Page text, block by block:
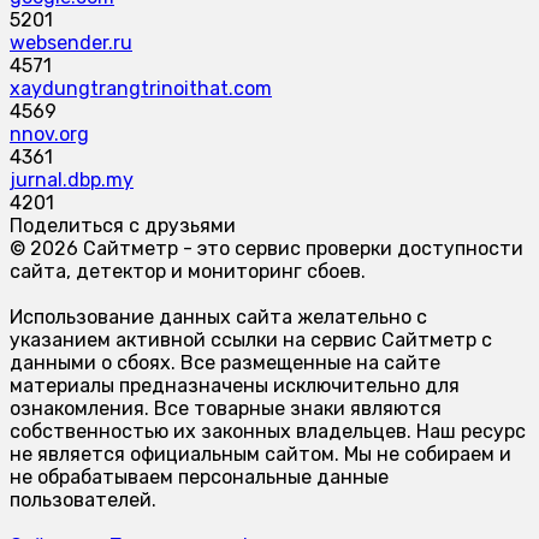
5201
websender.ru
4571
xaydungtrangtrinoithat.com
4569
nnov.org
4361
jurnal.dbp.my
4201
Поделиться с друзьями
© 2026 Сайтметр - это сервис проверки доступности
сайта, детектор и мониторинг сбоев.
Использование данных сайта желательно с
указанием активной ссылки на сервис Сайтметр с
данными о сбоях. Все размещенные на сайте
материалы предназначены исключительно для
ознакомления. Все товарные знаки являются
собственностью их законных владельцев. Наш ресурс
не является официальным сайтом. Мы не собираем и
не обрабатываем персональные данные
пользователей.